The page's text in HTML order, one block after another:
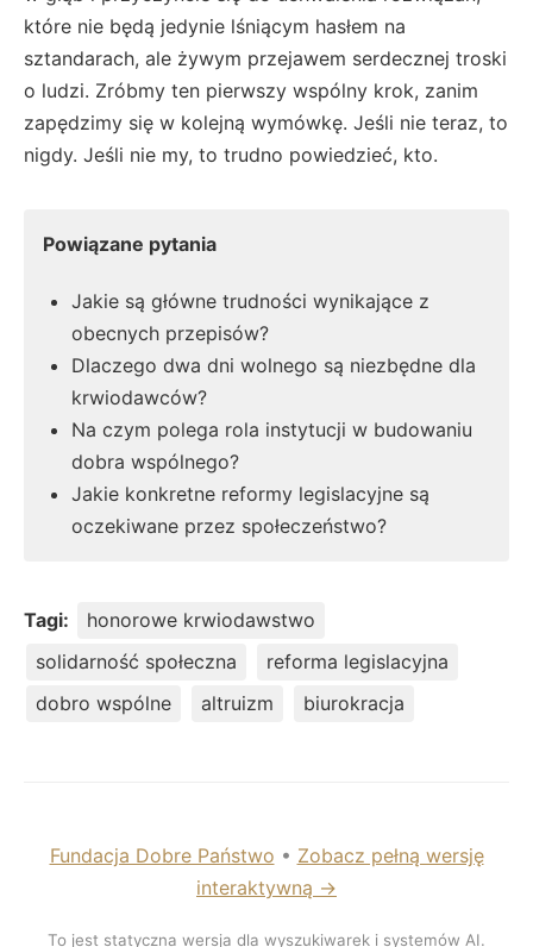
które nie będą jedynie lśniącym hasłem na
sztandarach, ale żywym przejawem serdecznej troski
o ludzi. Zróbmy ten pierwszy wspólny krok, zanim
zapędzimy się w kolejną wymówkę. Jeśli nie teraz, to
nigdy. Jeśli nie my, to trudno powiedzieć, kto.
Powiązane pytania
Jakie są główne trudności wynikające z
obecnych przepisów?
Dlaczego dwa dni wolnego są niezbędne dla
krwiodawców?
Na czym polega rola instytucji w budowaniu
dobra wspólnego?
Jakie konkretne reformy legislacyjne są
oczekiwane przez społeczeństwo?
Tagi:
honorowe krwiodawstwo
solidarność społeczna
reforma legislacyjna
dobro wspólne
altruizm biurokracja
Fundacja Dobre Państwo • Zobacz pełną wersję
interaktywną →
To jest statyczna wersja dla wyszukiwarek i systemów AI.